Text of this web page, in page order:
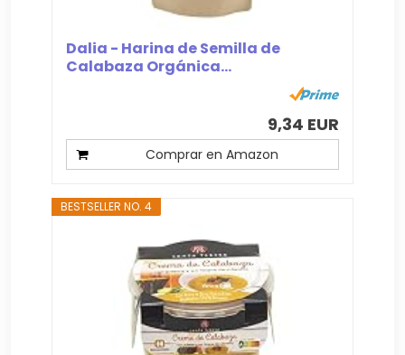
Dalia - Harina de Semilla de
Calabaza Orgánica...
9,34 EUR
Comprar en Amazon
BESTSELLER NO. 4